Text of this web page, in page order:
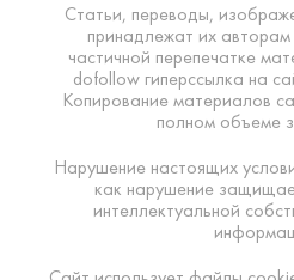
Статьи, переводы,
принадлежат их
частичной перепечатке
dofollow гиперссылка на
Копирование материалов
полном объеме
Нарушение настоящих
как нарушение
интеллектуальной